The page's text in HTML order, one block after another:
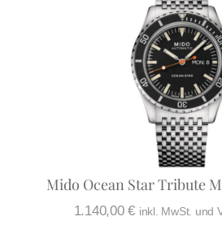
Mido Ocean Star Tribute
1.140,00€ inkl. MwSt. und